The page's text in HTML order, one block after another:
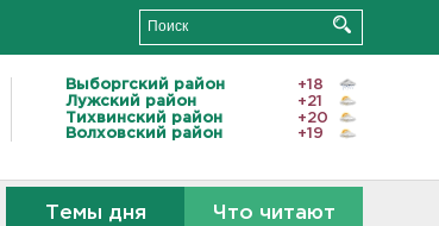
Выборгский район
+18
Лужский район
+21
Тихвинский район
+20
Волховский район
+19
Темы дня Что читают